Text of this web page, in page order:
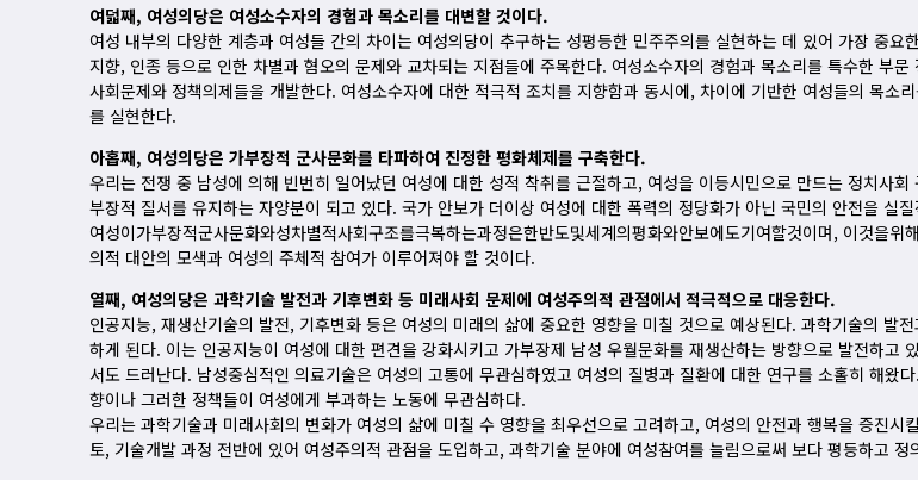
여덟째, 여성의당은 여성소수자의 경험과 목소리를 대변할 것이다.
여성 내부의 다양한 계층과 여성들 간의 차이는 여성의당이 추구하는 성평등한 민주주의를 실현하는 데 있어 가장 중
지향, 인종 등으로 인한 차별과 혐오의 문제와 교차되는 지점들에 주목한다. 여성소수자의 경험과 목소리를 특수한 부
사회문제와 정책의제들을 개발한다. 여성소수자에 대한 적극적 조치를 지향함과 동시에, 차이에 기반한 여성들의 목소
를 실현한다.
아홉째, 여성의당은 가부장적 군사문화를 타파하여 진정한 평화체제를 구축한다.
우리는 전쟁 중 남성에 의해 빈번히 일어났던 여성에 대한 성적 착취를 근절하고, 여성을 이등시민으로 만드는 정치사
부장적 질서를 유지하는 자양분이 되고 있다. 국가 안보가 더이상 여성에 대한 폭력의 정당화가 아닌 국민의 안전을 실
여성이가부장적군사문화와성차별적사회구조를극복하는과정은한반도및세계의평화와안보에도기여할것이며, 이것을
의적 대안의 모색과 여성의 주체적 참여가 이루어져야 할 것이다.
열째, 여성의당은 과학기술 발전과 기후변화 등 미래사회 문제에 여성주의적 관점에서 적극적으로 대응한다.
인공지능, 재생산기술의 발전, 기후변화 등은 여성의 미래의 삶에 중요한 영향을 미칠 것으로 예상된다. 과학기술의
하게 된다. 이는 인공지능이 여성에 대한 편견을 강화시키고 가부장제 남성 우월문화를 재생산하는 방향으로 발전하
서도 드러난다. 남성중심적인 의료기술은 여성의 고통에 무관심하였고 여성의 질병과 질환에 대한 연구를 소홀히 해
향이나 그러한 정책들이 여성에게 부과하는 노동에 무관심하다.
우리는 과학기술과 미래사회의 변화가 여성의 삶에 미칠 수 영향을 최우선으로 고려하고, 여성의 안전과 행복을 증진
토, 기술개발 과정 전반에 있어 여성주의적 관점을 도입하고, 과학기술 분야에 여성참여를 늘림으로써 보다 평등하고